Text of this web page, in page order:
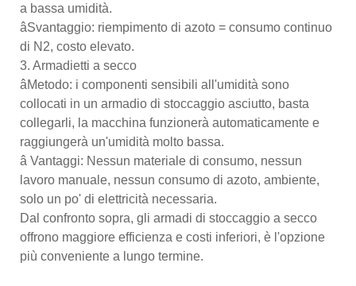
a bassa umidità.
âSvantaggio: riempimento di azoto = consumo continuo
di N2, costo elevato.
3. Armadietti a secco
âMetodo: i componenti sensibili all'umidità sono
collocati in un armadio di stoccaggio asciutto, basta
collegarli, la macchina funzionerà automaticamente e
raggiungerà un'umidità molto bassa.
â Vantaggi: Nessun materiale di consumo, nessun
lavoro manuale, nessun consumo di azoto, ambiente,
solo un po' di elettricità necessaria.
Dal confronto sopra, gli armadi di stoccaggio a secco
offrono maggiore efficienza e costi inferiori, è l'opzione
più conveniente a lungo termine.